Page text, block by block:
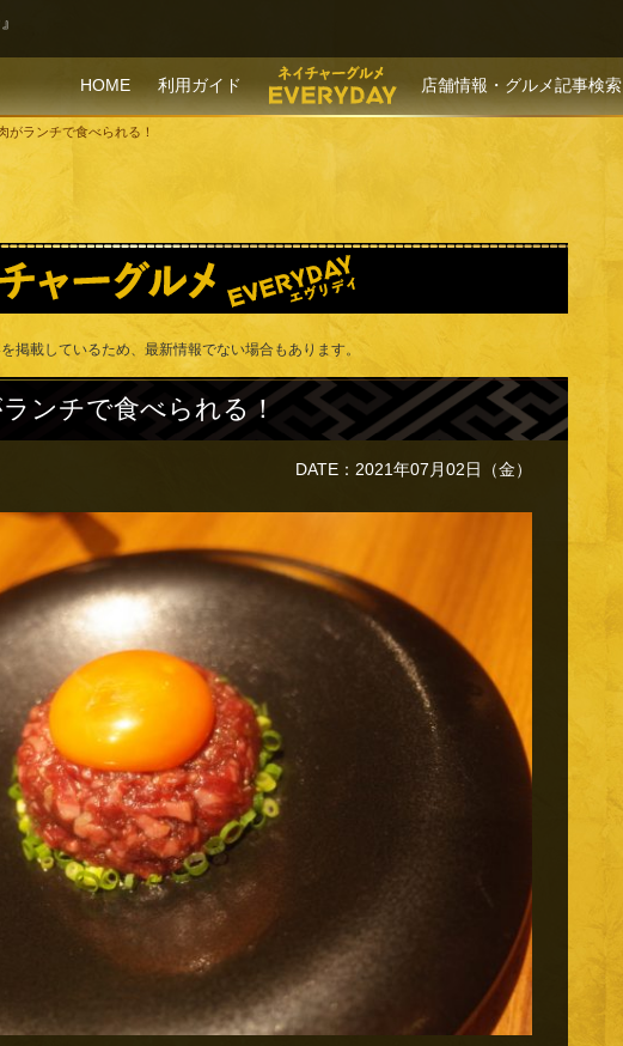
HOME 利用ガイド 店舗情報・グルメ記事検索
がランチで食べられる！
載しているため、最新情報でない場合もあります。
ンチで食べられる！
DATE：2021年07月02日（金）